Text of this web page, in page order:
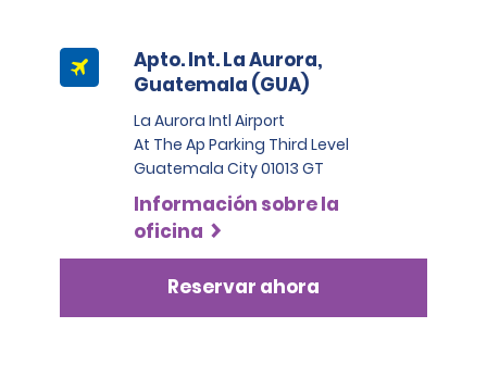
Apto. Int. La Aurora,
Guatemala (GUA)
La Aurora Intl Airport
At The Ap Parking Third Level
Guatemala City 01013 GT
Información sobre la
oficina
Reservar ahora